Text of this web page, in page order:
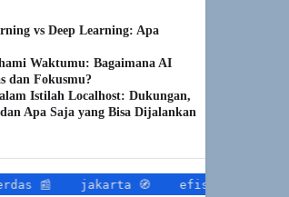
vs Deep Learning: Apa
Waktumu: Bagaimana AI
dan Fokusmu?
Istilah Localhost: Dukungan,
Apa Saja yang Bisa Dijalankan
jakarta 🧭 efisiensi lalu lintas 📌